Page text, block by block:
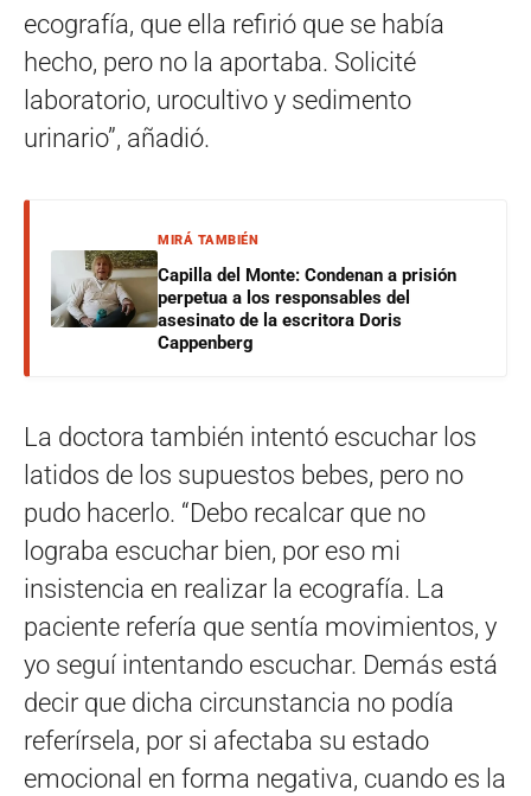
ecografía, que ella refirió que se había
hecho, pero no la aportaba. Solicité
laboratorio, urocultivo y sedimento
urinario”, añadió.
MIRÁ TAMBIÉN
Capilla del Monte: Condenan a prisión
perpetua a los responsables del
asesinato de la escritora Doris
Cappenberg
La doctora también intentó escuchar los
latidos de los supuestos bebes, pero no
pudo hacerlo. “Debo recalcar que no
lograba escuchar bien, por eso mi
insistencia en realizar la ecografía. La
paciente refería que sentía movimientos, y
yo seguí intentando escuchar. Demás está
decir que dicha circunstancia no podía
referírsela, por si afectaba su estado
emocional en forma negativa, cuando es la